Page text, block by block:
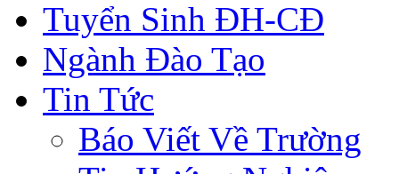
Tuyển Sinh ĐH-CĐ
Ngành Đào Tạo
Tin Tức
Báo Viết Về Trường